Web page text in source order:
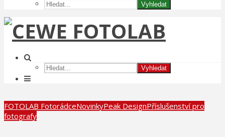
Vyhledat
Vyhledat
FOTOLAB FotorádceNovinkyPeak DesignPříslušenství pro
fotografy